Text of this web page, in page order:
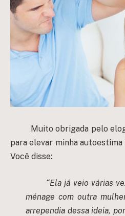
Muito obrigada pelo
para elevar minha autoestima
Você disse:
“Ela já veio várias
ménage com outra
arrependia dessa ideia,